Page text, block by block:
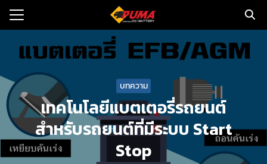
Skip
ก
อรี่รถยนต์
มและข่าว
for:
บทความ
เทคโนโลยีแบตเตอรี่รถยนต์
สำหรับรถยนต์ที่มีระบบ Start
Stop